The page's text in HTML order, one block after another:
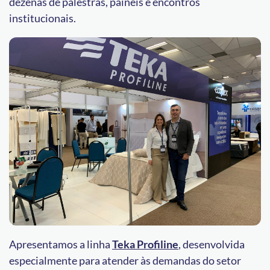
institucionais.
Apresentamos a linhaTeka Profiline, desenvolvida
especialmente para atender às demandas do setor